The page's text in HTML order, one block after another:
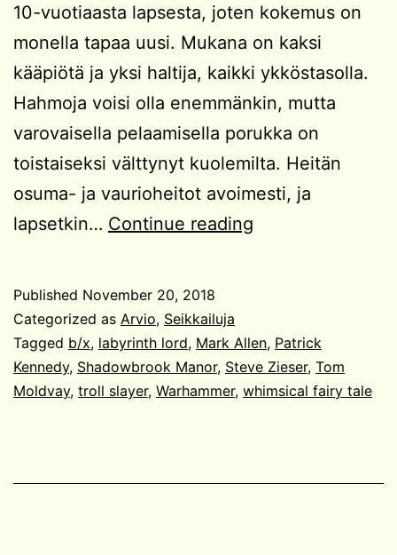
10-vuotiaasta lapsesta, joten kokemus on
monella tapaa uusi. Mukana on kaksi
kääpiötä ja yksi haltija, kaikki ykköstasolla.
Hahmoja voisi olla enemmänkin, mutta
varovaisella pelaamisella porukka on
toistaiseksi välttynyt kuolemilta. Heitän
osuma- ja vaurioheitot avoimesti, ja
lapsetkin… Continue reading
Published November 20, 2018
Categorized as Arvio, Seikkailuja
Tagged b/x, labyrinth lord, Mark Allen, Patrick
Kennedy, Shadowbrook Manor, Steve Zieser, Tom
Moldvay, troll slayer, Warhammer, whimsical fairy tale